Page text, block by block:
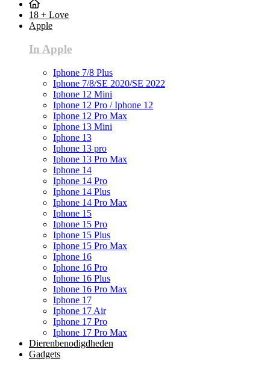
18 + Love
Apple
In Apple
Iphone 7/8 Plus
Iphone 7/8/SE 2020/SE 2022
Iphone 12 Mini
Iphone 12 Pro / Iphone 12
Iphone 12 Pro Max
Iphone 13 Mini
Iphone 13
Iphone 13 pro
Iphone 13 Pro Max
Iphone 14
Iphone 14 Pro
Iphone 14 Plus
Iphone 14 Pro Max
Iphone 15
Iphone 15 Pro
Iphone 15 Plus
Iphone 15 Pro Max
Iphone 16
Iphone 16 Pro
Iphone 16 Plus
Iphone 16 Pro Max
Iphone 17
Iphone 17 Air
Iphone 17 Pro
Iphone 17 Pro Max
Dierenbenodigdheden
Gadgets